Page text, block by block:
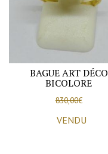
BAGUE ART DÉCO
BICOLORE
830,00€
VENDU